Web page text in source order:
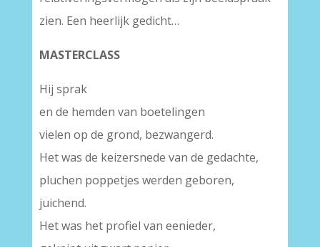
zien. Een heerlijk gedicht…
MASTERCLASS
Hij sprak
en de hemden van boetelingen
vielen op de grond, bezwangerd.
Het was de keizersnede van de gedachte,
pluchen poppetjes werden geboren,
juichend.
Het was het profiel van eenieder,